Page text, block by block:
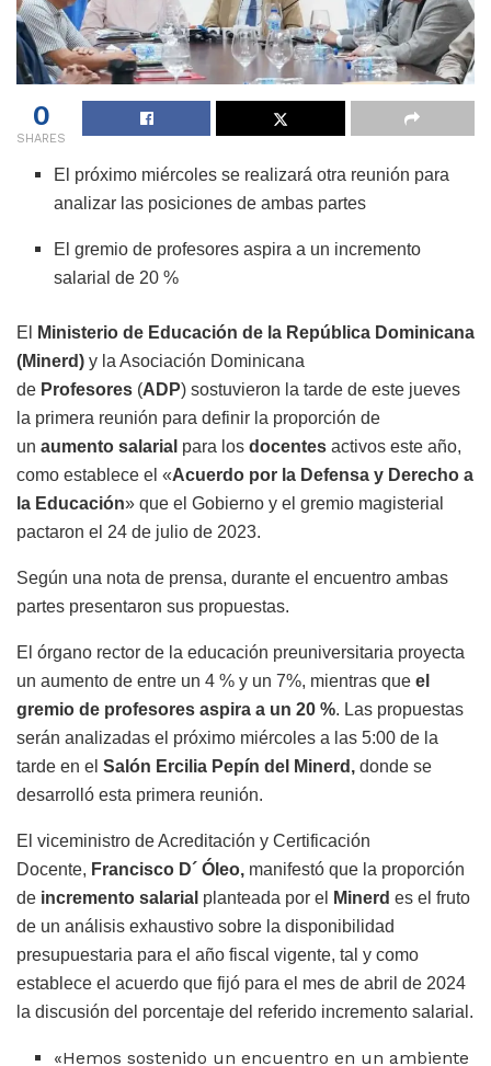
0
SHARES
El próximo miércoles se realizará otra reunión para
analizar las posiciones de ambas partes
El gremio de profesores aspira a un incremento
salarial de 20 %
El
Ministerio de Educación de la República Dominicana
(Minerd) y la Asociación Dominicana
de Profesores (ADP) sostuvieron la tarde de este jueves
la primera reunión para definir la proporción de
un aumento salarial para los docentes activos este año,
como establece el «Acuerdo por la Defensa y Derecho a
la Educación» que el Gobierno y el gremio magisterial
pactaron el 24 de julio de 2023.
Según una nota de prensa, durante el encuentro ambas
partes presentaron sus propuestas.
El órgano rector de la educación preuniversitaria proyecta
un aumento de entre un 4 % y un 7%, mientras que el
gremio de profesores aspira a un 20 %. Las propuestas
serán analizadas el próximo miércoles a las 5:00 de la
tarde en el Salón Ercilia Pepín del Minerd, donde se
desarrolló esta primera reunión.
El viceministro de Acreditación y Certificación
Docente, Francisco D´ Óleo, manifestó que la proporción
de incremento salarial planteada por el Minerd es el fruto
de un análisis exhaustivo sobre la disponibilidad
presupuestaria para el año fiscal vigente, tal y como
establece el acuerdo que fijó para el mes de abril de 2024
la discusión del porcentaje del referido incremento salarial.
«Hemos sostenido un encuentro en un ambiente